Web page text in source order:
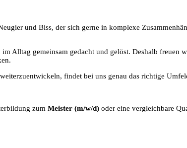
und Biss, der sich gerne in komplexe
Alltag gemeinsam gedacht und gelöst. Deshalb freuen
findet bei uns genau das richtige
zum Meister (m/w/d) oder eine vergleichbare